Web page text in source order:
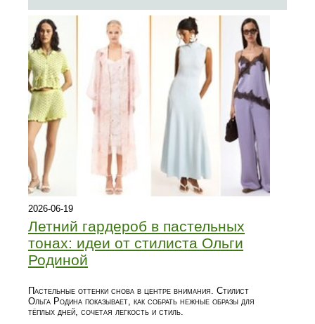
2026-06-19
Летний гардероб в пастельных
тонах: идеи от стилиста Ольги
Родиной
Пастельные оттенки снова в центре внимания. Стилист
Ольга Родина показывает, как собрать нежные образы для
тёплых дней, сочетая легкость и стиль.